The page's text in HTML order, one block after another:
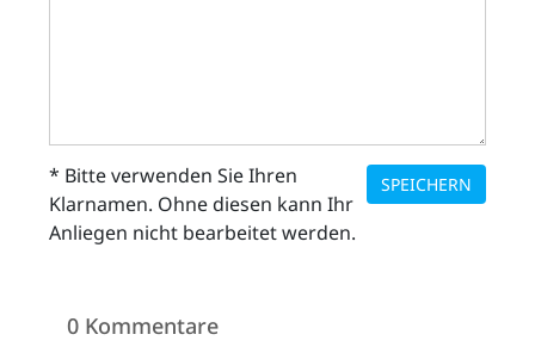
SPEICHERN
* Bitte verwenden Sie Ihren
Klarnamen. Ohne diesen kann Ihr
Anliegen nicht bearbeitet werden.
0 Kommentare